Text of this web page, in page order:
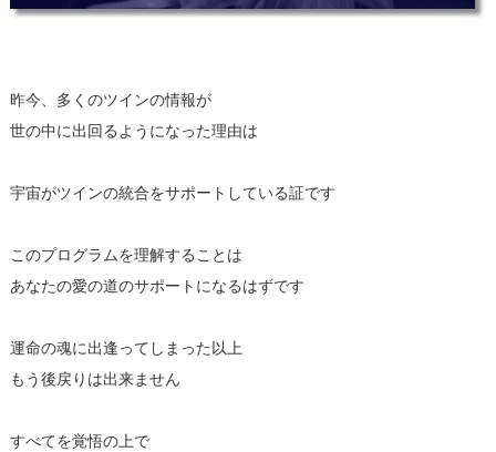
昨今、多くのツインの情報が
世の中に出回るようになった理由は
宇宙がツインの統合をサポートしている証です
このプログラムを理解することは
あなたの愛の道のサポートになるはずです
運命の魂に出逢ってしまった以上
もう後戻りは出来ません
すべてを覚悟の上で